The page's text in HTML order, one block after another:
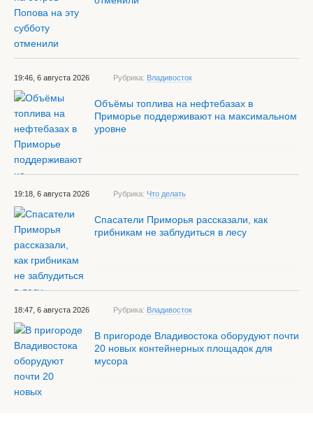
19:46, 6 августа 2026 Рубрика: Владивосток
Объёмы топлива на нефтебазах в
Приморье поддерживают на максимальном
уровне
19:18, 6 августа 2026 Рубрика: Что делать
Спасатели Приморья рассказали, как
грибникам не заблудиться в лесу
18:47, 6 августа 2026 Рубрика: Владивосток
В пригороде Владивостока оборудуют почти
20 новых контейнерных площадок для
мусора